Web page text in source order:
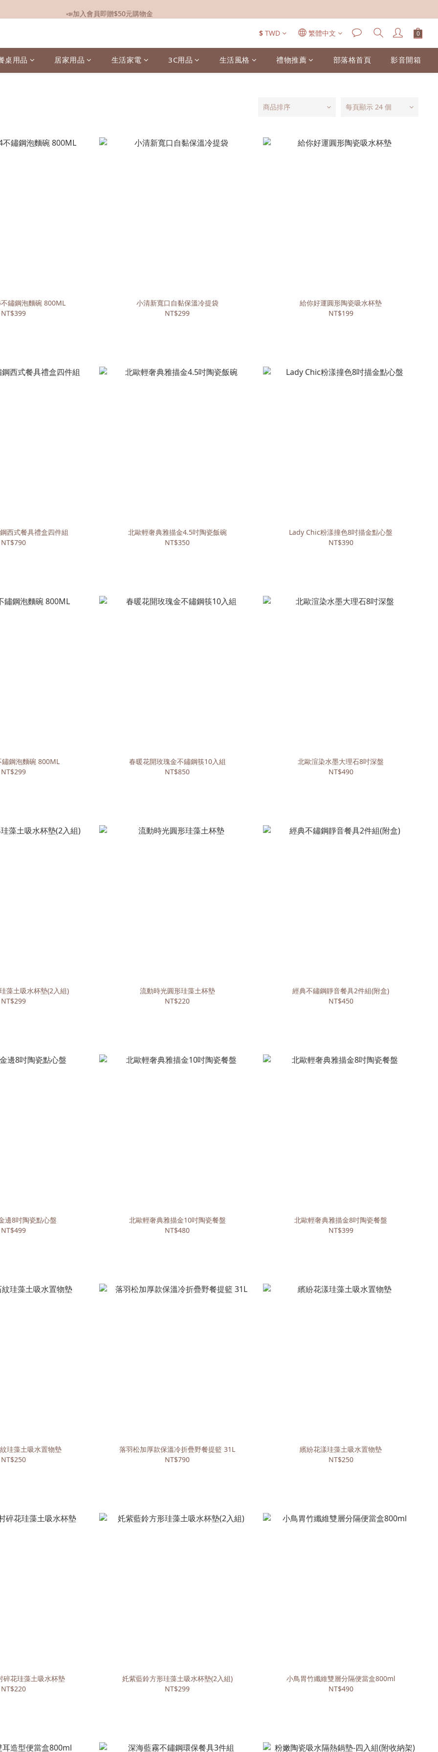
📣全館現貨
📣加入會員即贈$50元購物金
$ TWD 繁體中文
桌用品 居家用品 生活家電 3C用品 生活風格 禮物推薦 部落格首頁 影音開箱
商品排序 每頁顯示 24 個
鏽鋼泡麵碗 800ML
NT$399
小清新寬口自黏保溫冷提袋
NT$299
給你好運圓形陶瓷吸水杯墊
NT$199
西式餐具禮盒四件組
NT$790
北歐輕奢典雅描金4.5吋陶瓷飯碗
NT$350
Lady Chic粉漾撞色8吋描金點心盤
NT$390
鋼泡麵碗 800ML
NT$299
春暖花開玫瑰金不鏽鋼筷10入組
NT$850
北歐渲染水墨大理石8吋深盤
NT$490
藻土吸水杯墊(2入組)
NT$299
流動時光圓形珪藻土杯墊
NT$220
經典不鏽鋼靜音餐具2件組(附盒)
NT$450
邊8吋陶瓷點心盤
NT$499
北歐輕奢典雅描金10吋陶瓷餐盤
NT$480
北歐輕奢典雅描金8吋陶瓷餐盤
NT$399
珪藻土吸水置物墊
NT$250
落羽松加厚款保溫冷折疊野餐提籃 31L
NT$790
繽紛花漾珪藻土吸水置物墊
NT$250
碎花珪藻土吸水杯墊
NT$220
奼紫藍鈴方形珪藻土吸水杯墊(2入組)
NT$299
小鳥胃竹纖維雙層分隔便當盒800ml
NT$490